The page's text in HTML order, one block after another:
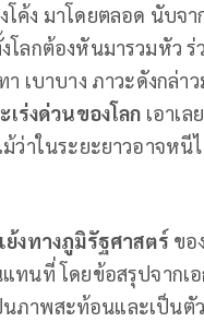
โค้ง มาโดยตลอด นับจา
ลกต้องหันมารวมหัว ร่
เบาบาง ภาวะดังกล่
เร่งด่วนของโลก เอาเ
ว่าในระยะยาวอาจห
งทางภูมิรัฐศาสตร์ ขอ
ทนที่ โดยข้อสรุปจากเอ
ภาพสะท้อนและเป็นตั